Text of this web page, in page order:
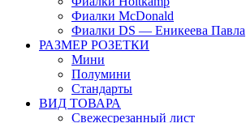
Фиалки McDonald
Фиалки DS — Еникеева Павла
РАЗМЕР РОЗЕТКИ
Мини
Полумини
Стандарты
ВИД ТОВАРА
Свежесрезанный лист